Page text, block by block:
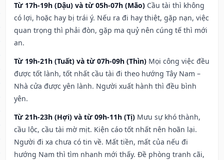
Từ 17h-19h (Dậu) và từ 05h-07h (Mão) Cầu tài thì không
có lợi, hoặc hay bị trái ý. Nếu ra đi hay thiệt, gặp nạn, việc
quan trọng thì phải đòn, gặp ma quỷ nên cúng tế thì mới
an.
Từ 19h-21h (Tuất) và từ 07h-09h (Thìn) Mọi công việc đều
được tốt lành, tốt nhất cầu tài đi theo hướng Tây Nam –
Nhà cửa được yên lành. Người xuất hành thì đều bình
yên.
Từ 21h-23h (Hợi) và từ 09h-11h (Tị) Mưu sự khó thành,
cầu lộc, cầu tài mờ mịt. Kiện cáo tốt nhất nên hoãn lại.
Người đi xa chưa có tin về. Mất tiền, mất của nếu đi
hướng Nam thì tìm nhanh mới thấy. Đề phòng tranh cãi,